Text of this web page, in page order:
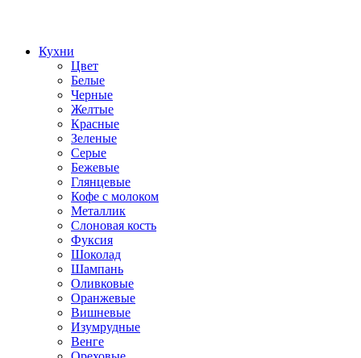
Кухни
Цвет
Белые
Черные
Желтые
Красные
Зеленые
Серые
Бежевые
Глянцевые
Кофе с молоком
Металлик
Слоновая кость
Фуксия
Шоколад
Шампань
Оливковые
Оранжевые
Вишневые
Изумрудные
Венге